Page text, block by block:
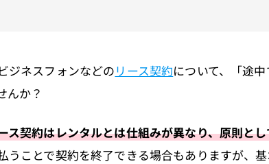
ジネスフォンなどのリース契約について、「途
んか？
ス契約はレンタルとは仕組みが異なり、原則と
うことで契約を終了できる場合もありますが、